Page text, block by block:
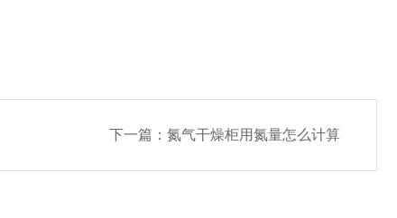
下一篇： 氮气干燥柜用氮量怎么计算